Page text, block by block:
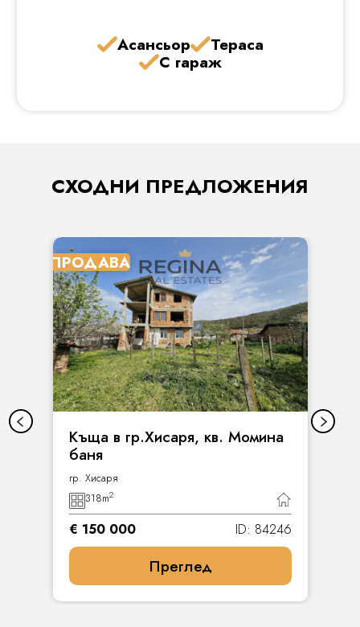
Асансьор Тераса
С гараж
СХОДНИ ПРЕДЛОЖЕНИЯ
ПРОДАВА
Къща в гр.Хисаря, кв. Момина
баня
гр. Хисаря
318m2
€ 150 000 ID: 84246
Преглед